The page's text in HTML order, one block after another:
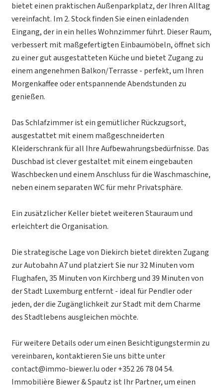
bietet einen praktischen Außenparkplatz, der Ihren Alltag
vereinfacht. Im 2. Stock finden Sie einen einladenden
Eingang, der in ein helles Wohnzimmer führt. Dieser Raum,
verbessert mit maßgefertigten Einbaumöbeln, öffnet sich
zu einer gut ausgestatteten Küche und bietet Zugang zu
einem angenehmen Balkon/Terrasse - perfekt, um Ihren
Morgenkaffee oder entspannende Abendstunden zu
genießen.
Das Schlafzimmer ist ein gemütlicher Rückzugsort,
ausgestattet mit einem maßgeschneiderten
Kleiderschrank für all Ihre Aufbewahrungsbedürfnisse. Das
Duschbad ist clever gestaltet mit einem eingebauten
Waschbecken und einem Anschluss für die Waschmaschine,
neben einem separaten WC für mehr Privatsphäre.
Ein zusätzlicher Keller bietet weiteren Stauraum und
erleichtert die Organisation.
Die strategische Lage von Diekirch bietet direkten Zugang
zur Autobahn A7 und platziert Sie nur 32 Minuten vom
Flughafen, 35 Minuten von Kirchberg und 39 Minuten von
der Stadt Luxemburg entfernt - ideal für Pendler oder
jeden, der die Zugänglichkeit zur Stadt mit dem Charme
des Stadtlebens ausgleichen möchte.
Für weitere Details oder um einen Besichtigungstermin zu
vereinbaren, kontaktieren Sie uns bitte unter
contact@immo-biewer.lu oder +352 26 78 04 54.
Immobilière Biewer & Spautz ist Ihr Partner, um einen